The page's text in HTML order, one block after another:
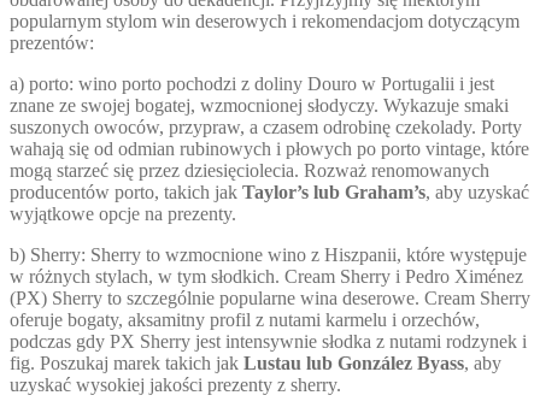
popularnym stylom win deserowych i rekomendacjom dotyczącym
prezentów:
a) porto: wino porto pochodzi z doliny Douro w Portugalii i jest
znane ze swojej bogatej, wzmocnionej słodyczy. Wykazuje smaki
suszonych owoców, przypraw, a czasem odrobinę czekolady. Porty
wahają się od odmian rubinowych i płowych po porto vintage, które
mogą starzeć się przez dziesięciolecia. Rozważ renomowanych
producentów porto, takich jak Taylor’s lub Graham’s, aby uzyskać
wyjątkowe opcje na prezenty.
b) Sherry: Sherry to wzmocnione wino z Hiszpanii, które występuje
w różnych stylach, w tym słodkich. Cream Sherry i Pedro Ximénez
(PX) Sherry to szczególnie popularne wina deserowe. Cream Sherry
oferuje bogaty, aksamitny profil z nutami karmelu i orzechów,
podczas gdy PX Sherry jest intensywnie słodka z nutami rodzynek i
fig. Poszukaj marek takich jak Lustau lub González Byass, aby
uzyskać wysokiej jakości prezenty z sherry.